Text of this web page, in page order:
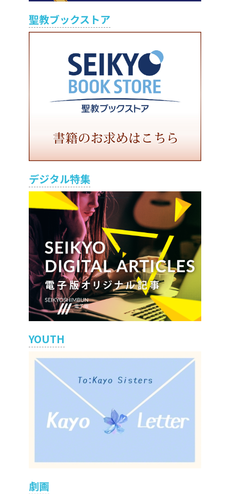
聖教ブックストア
デジタル特集
YOUTH
劇画